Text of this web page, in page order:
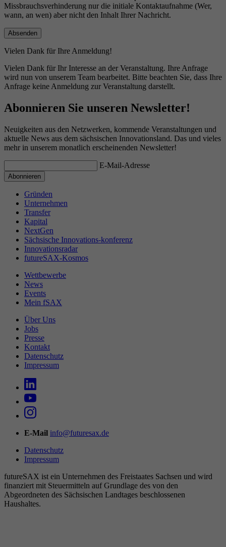
Missbrauchsverhinderung nur die initiale Kontaktaufnahme (Wer,
wann, an wen) aber nicht den Inhalt Ihrer Nachricht.
Vielen Dank für Ihre Anmeldung!
Vielen Dank für Ihr Interesse an der Veranstaltung. Ihre Anfrage
wird nun von unserem Team bearbeitet. Bitte beachten Sie, dass Ihre
Anfrage keine Anmeldung zur Veranstaltung darstellt.
Abonnieren Sie unseren Newsletter!
Neuigkeiten aus den Netzwerken, kommende Veranstaltungen und
aktuelle News aus dem sächsischen Innovationsland. Das und vieles
mehr in unserem monatlich erscheinenden Newsletter!
E-Mail-Adresse
Gründen
Unternehmen
Transfer
Kapital
NextGen
Sächsische Innovations-konferenz
Innovationsradar
futureSAX-Kosmos
Wettbewerbe
News
Events
Mein fSAX
Über Uns
Jobs
Presse
Kontakt
Datenschutz
Impressum
E-Mail info@futuresax.de
Datenschutz
Impressum
futureSAX ist ein Unter­nehmen des Freistaates Sachsen und wird
finanziert mit Steuermitteln auf Grundlage des von den
Abgeordneten des Sächsischen Landtages beschlossenen
Haushaltes.